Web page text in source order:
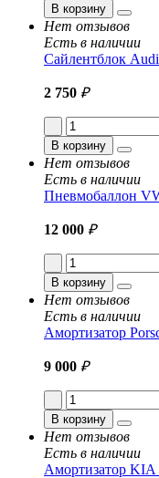
В корзину
Нет отзывов
Есть в наличии
Сайлентблок
2 750 ₽
В корзину
Нет отзывов
Есть в наличии
Пневмобаллон
12 000 ₽
В корзину
Нет отзывов
Есть в наличии
Амортизатор
9 000 ₽
В корзину
Нет отзывов
Есть в наличии
Амортизатор